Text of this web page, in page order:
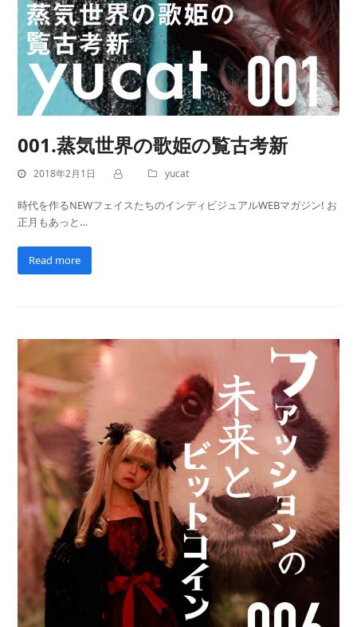
001.蒸気世界の歌姫の覧古考新
2018年2月1日 yucat
時代を作るNEWフェイスたちのインディビジュアルWEBマガジン! お
正月もあっと…
Read more